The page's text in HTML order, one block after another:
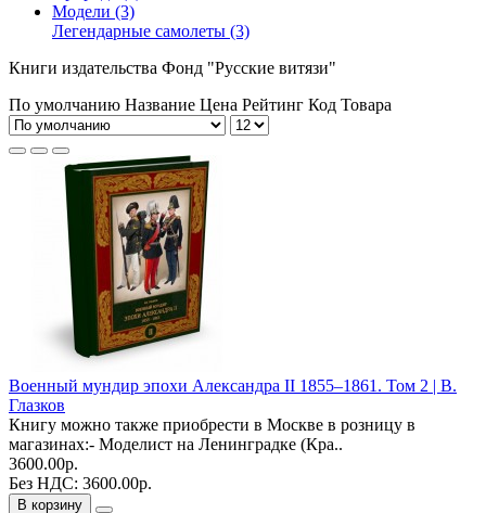
Модели (3)
Легендарные самолеты (3)
Книги издательства Фонд "Русские витязи"
По умолчанию Название Цена Рейтинг Код Товара
Военный мундир эпохи Александра II 1855–1861. Том 2 | В.
Глазков
Книгу можно также приобрести в Москве в розницу в
магазинах:- Моделист на Ленинградке (Кра..
3600.00р.
Без НДС: 3600.00р.
В корзину